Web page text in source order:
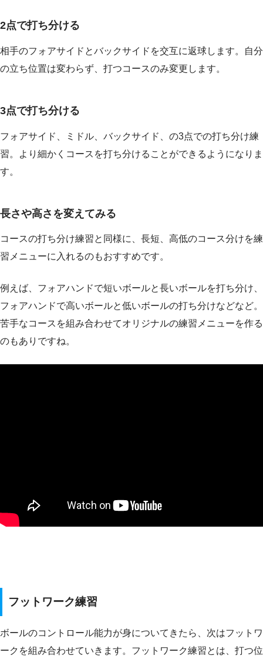
2点で打ち分ける
相手のフォアサイドとバックサイドを交互に返球します。自分
の立ち位置は変わらず、打つコースのみ変更します。
3点で打ち分ける
フォアサイド、ミドル、バックサイド、の3点での打ち分け練
習。より細かくコースを打ち分けることができるようになりま
す。
長さや高さを変えてみる
コースの打ち分け練習と同様に、長短、高低のコース分けを練
習メニューに入れるのもおすすめです。
例えば、フォアハンドで短いボールと長いボールを打ち分け、
フォアハンドで高いボールと低いボールの打ち分けなどなど。
苦手なコースを組み合わせてオリジナルの練習メニューを作る
のもありですね。
フットワーク練習
ボールのコントロール能力が身についてきたら、次はフットワ
ークを組み合わせていきます。フットワーク練習とは、打つ位